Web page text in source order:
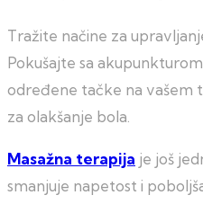
Tražite načine za
Pokušajte sa
određene tačke na vašem
za olakšanje bola.
Masažna terapija je još
smanjuje napetost i